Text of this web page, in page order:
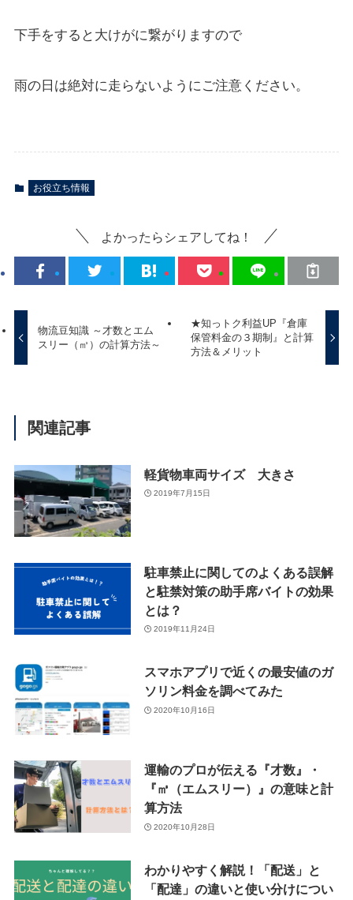
下手をすると大けがに繋がりますので
雨の日は絶対に走らないようにご注意ください。
お役立ち情報
よかったらシェアしてね！
物流豆知識 ～才数とエム
スリー（㎥）の計算方法～
★知っトク利益UP『倉庫
保管料金の３期制』と計算
方法＆メリット
関連記事
軽貨物車両サイズ 大きさ
2019年7月15日
駐車禁止に関してのよくある誤解
と駐禁対策の助手席バイトの効果
とは？
2019年11月24日
スマホアプリで近くの最安値のガ
ソリン料金を調べてみた
2020年10月16日
運輸のプロが伝える『才数』・
『㎥（エムスリー）』の意味と計
算方法
2020年10月28日
わかりやすく解説！「配送」と
「配達」の違いと使い分けについ